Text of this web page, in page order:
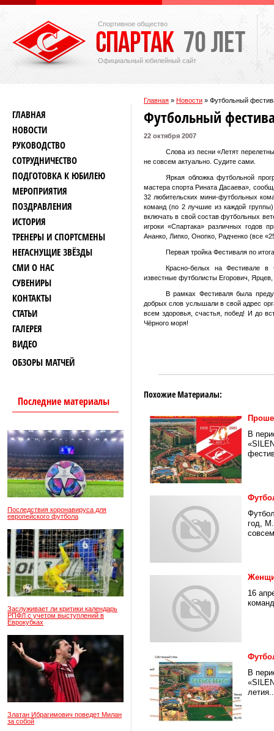
Спортивное общество
Официальный юбилейный сайт
Главная » Новости » Футбольный
ГЛАВНАЯ
НОВОСТИ
РУКОВОДСТВО
СОТРУДНИЧЕСТВО
ПОДГОТОВКА К ЮБИЛЕЮ
МЕРОПРИЯТИЯ
ПОЗДРАВЛЕНИЯ
ИСТОРИЯ
ТРЕНЕРЫ И СПОРТСМЕНЫ
НЕГАСНУЩИЕ ЗВЁЗДЫ
СМИ О НАС
СУВЕНИРЫ
КОНТАКТЫ
СТАТЬИ
ГАЛЕРЕЯ
ВИДЕО
ОБЗОРЫ МАТЧЕЙ
Последние материалы
Последствия коронавируса для
европейского футбола
Заслуживает ли критики календарь
РПФЛ с учетом выступлений в
Еврокубках
Златан Ибрагимович поведет Милан
за собой
Футбольный
22 октября 2007
Слова из песни «Летят
не совсем актуально. Судите сами.
Яркая обложка футбольной
мастера спорта Рината Дасаева»,
32 любительских мини-футбольных
команд (по 2 лучшие из каждой
включать в свой состав футбольных
игроки «Спартака» различных годов
Ананко, Липко, Онопко, Радченко (все
Первая тройка Фестиваля по
Красно-белых на Фестивале в
известные футболисты Егорович,
В рамках Фестиваля была
добрых слов услышали в свой адрес
всем здоровья, счастья, побед! И до
Чёрного моря!
Похожие Материалы:
В
год,
16
В